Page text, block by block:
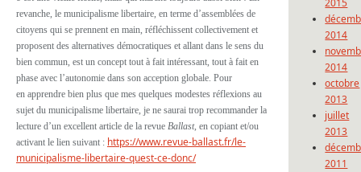
revanche, le municipalisme libertaire, en terme d’assemblées de
citoyens qui se prennent en main, réfléchissent collectivement et
proposent des alternatives démocratiques et allant dans le sens du
bien commun, est un concept tout à fait intéressant, tout à fait en
phase avec l’autonomie dans son acception globale. Pour
en apprendre bien plus que mes quelques modestes réflexions au
sujet du municipalisme libertaire, je ne saurai trop recommander la
lecture d’un excellent article de la revue Ballast, en copiant et/ou
activant le lien suivant : https://www.revue-ballast.fr/le-
municipalisme-libertaire-quest-ce-donc/
2015
2014
2014
octobre
2013
juillet
2013
2011